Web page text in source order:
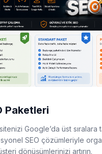
Paketleri
Google’da üst sıralara
SEO çözümleriyle
dönüşümlerinizi artırın.